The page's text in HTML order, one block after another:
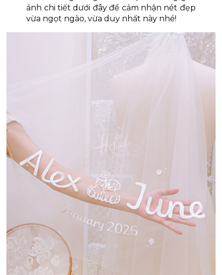
ảnh chi tiết dưới đây để cảm nhận nét đẹp
vừa ngọt ngào, vừa duy nhất này nhé!